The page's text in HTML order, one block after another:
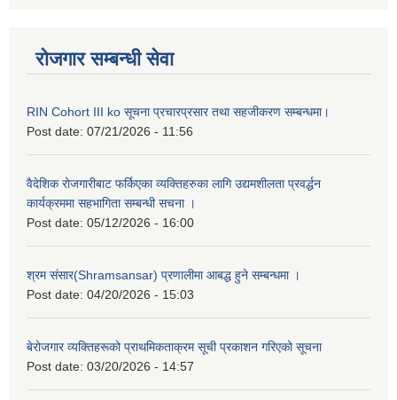
रोजगार सम्बन्धी सेवा
RIN Cohort III ko सूचना प्रचारप्रसार तथा सहजीकरण सम्बन्धमा।
Post date: 07/21/2026 - 11:56
वैदेशिक रोजगारीबाट फर्किएका व्यक्तिहरुका लागि उद्यमशीलता प्रवर्द्धन
कार्यक्रममा सहभागिता सम्बन्धी सचना ।
Post date: 05/12/2026 - 16:00
श्रम संसार(Shramsansar) प्रणालीमा आबद्ध हुने सम्बन्धमा ।
Post date: 04/20/2026 - 15:03
बेरोजगार व्यक्तिहरूको प्राथमिकताक्रम सूची प्रकाशन गरिएको सूचना
Post date: 03/20/2026 - 14:57